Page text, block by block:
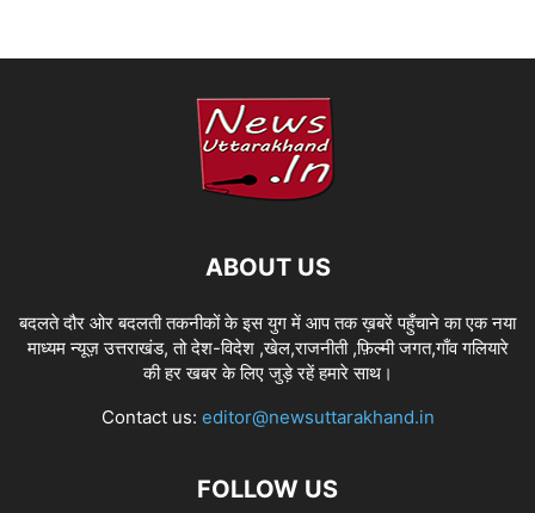
ABOUT US
बदलते दौर ओर बदलती तकनीकों के इस युग में आप तक ख़बरें पहुँचाने का एक नया
माध्यम न्यूज़ उत्तराखंड, तो देश-विदेश ,खेल,राजनीती ,फ़िल्मी जगत,गाँव गलियारे
की हर खबर के लिए जुड़े रहें हमारे साथ।
Contact us: editor@newsuttarakhand.in
FOLLOW US